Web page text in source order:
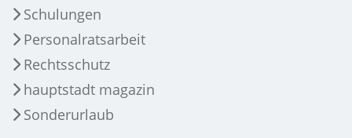
Schulungen
Personalratsarbeit
Rechtsschutz
hauptstadt magazin
Sonderurlaub